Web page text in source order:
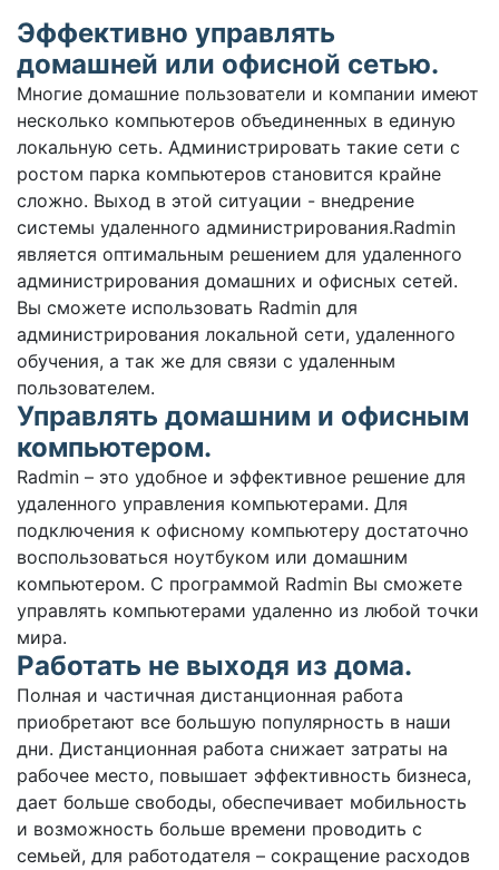
Эффективно управлять
домашней или офисной сетью.
Многие домашние пользователи и компании имеют
несколько компьютеров объединенных в единую
локальную сеть. Администрировать такие сети с
ростом парка компьютеров становится крайне
сложно. Выход в этой ситуации - внедрение
системы удаленного администрирования.Radmin
является оптимальным решением для удаленного
администрирования домашних и офисных сетей.
Вы сможете использовать Radmin для
администрирования локальной сети, удаленного
обучения, а так же для связи с удаленным
пользователем.
Управлять домашним и офисным
компьютером.
Radmin – это удобное и эффективное решение для
удаленного управления компьютерами. Для
подключения к офисному компьютеру достаточно
воспользоваться ноутбуком или домашним
компьютером. С программой Radmin Вы сможете
управлять компьютерами удаленно из любой точки
мира.
Работать не выходя из дома.
Полная и частичная дистанционная работа
приобретают все большую популярность в наши
дни. Дистанционная работа снижает затраты на
рабочее место, повышает эффективность бизнеса,
дает больше свободы, обеспечивает мобильность
и возможность больше времени проводить с
семьей, для работодателя – сокращение расходов